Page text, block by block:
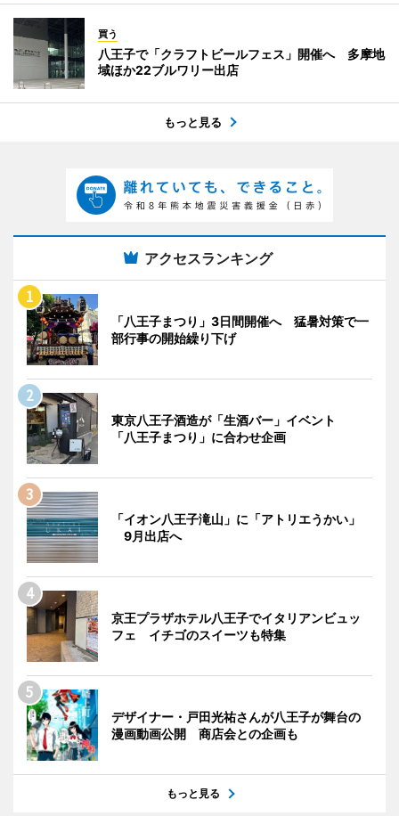
買う
八王子で「クラフトビールフェス」開催へ 多摩地
域ほか22ブルワリー出店
もっと見る
アクセスランキング
「八王子まつり」3日間開催へ 猛暑対策で一
部行事の開始繰り下げ
東京八王子酒造が「生酒バー」イベント
「八王子まつり」に合わせ企画
「イオン八王子滝山」に「アトリエうかい」
9月出店へ
京王プラザホテル八王子でイタリアンビュッ
フェ イチゴのスイーツも特集
デザイナー・戸田光祐さんが八王子が舞台の
漫画動画公開 商店会との企画も
もっと見る